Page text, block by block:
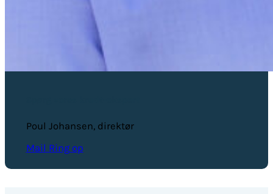
Poul Johansen, direktør
Mail Ring op